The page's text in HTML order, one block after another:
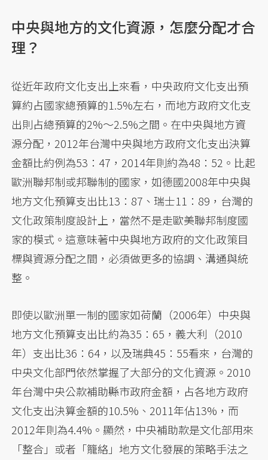
中央與地方的文化資源，怎麼分配才合
理？
從近年政府文化支出上來看，中央政府文化支出預
算約占國家總預算的1.5%左右，而地方政府文化支
出則占總預算的2%～2.5%之間。在中央與地方資
源分配，2012年台灣中央與地方政府文化支出決算
金額比約例為53：47，2014年則約為48：52。比起
歐洲聯邦制或邦聯制的國家，如德國2008年中央與
地方文化預算支出比13：87、瑞士11：89，台灣的
文化政策制度設計上，當然不是走歐美聯邦制度國
家的模式。這意味著中央與地方政府的文化政策目
標與資源分配之間，必須做更多的協調、溝通與統
整。
即使以歐洲單一制的國家如荷蘭（2006年）中央與
地方文化預算支出比約為35：65，義大利（2010
年）支出比36：64，以及瑞典45：55看來，台灣的
中央文化部門依然掌握了大部分的文化資源。2010
年台灣中央公款補助縣市政府金額，占各地方政府
文化支出決算金額的10.5%、2011年佔13%，而
2012年則為4.4%。顯然，中央補助款是文化部用來
「整合」或者「籠絡」地方文化發展的策略手法之